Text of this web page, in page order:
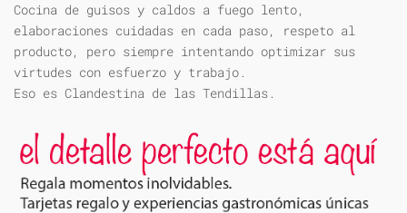
Cocina de guisos y caldos a fuego lento,
elaboraciones cuidadas en cada paso, respeto al
producto, pero siempre intentando optimizar sus
virtudes con esfuerzo y trabajo.
Eso es Clandestina de las Tendillas.